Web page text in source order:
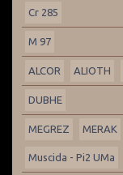
Cr 285
M 97
ALCOR ALIOTH
DUBHE
MEGREZ MERAK
Muscida - Pi2 UMa